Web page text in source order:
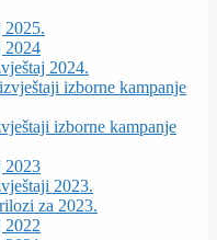
2025.
2024
2024.
izborne kampanje
izborne kampanje
2023
2023.
za 2023.
2022